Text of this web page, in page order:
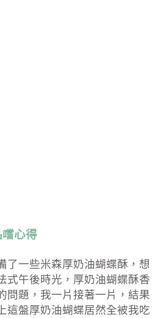
心得
了一些米森厚奶油蝴蝶酥，想
式午後時光，厚奶油蝴蝶酥香
問題，我一片接著一片，結果
這盤厚奶油蝴蝶居然全被我吃